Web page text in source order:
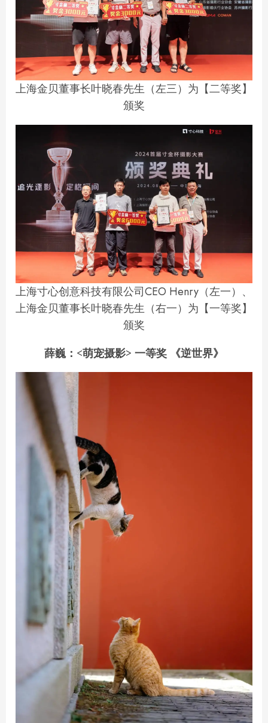
上海金贝董事长叶晓春先生（左三）为【二等奖】
颁奖
上海寸心创意科技有限公司CEO Henry（左一）、
上海金贝董事长叶晓春先生（右一）为【一等奖】
颁奖
薛巍：<萌宠摄影> 一等奖 《逆世界》